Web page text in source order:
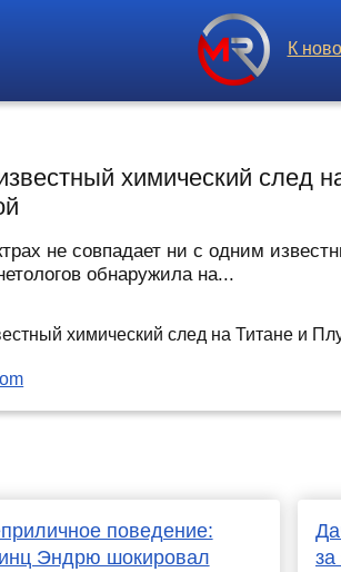
К
химический след
не совпадает ни с одним
обнаружила на...
поведение:
Эндрю шокировал
за